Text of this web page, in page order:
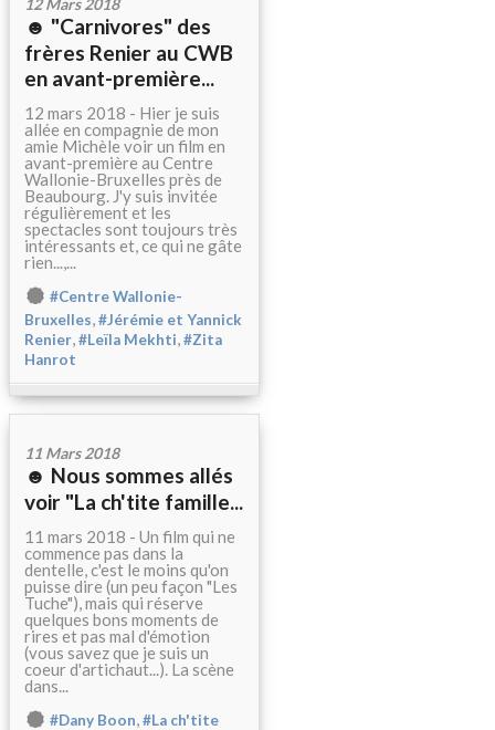
12 Mars 2018
☻ "Carnivores" des
frères Renier au CWB
en avant-première...
12 mars 2018 - Hier je suis
allée en compagnie de mon
amie Michèle voir un film en
avant-première au Centre
Wallonie-Bruxelles près de
Beaubourg. J'y suis invitée
régulièrement et les
spectacles sont toujours très
intéressants et, ce qui ne gâte
rien...,...
#Centre Wallonie-
Bruxelles,#Jérémie et Yannick
Renier,#Leïla Mekhti,#Zita
Hanrot
11 Mars 2018
☻ Nous sommes allés
voir "La ch'tite famille...
11 mars 2018 - Un film qui ne
commence pas dans la
dentelle, c'est le moins qu'on
puisse dire (un peu façon "Les
Tuche"), mais qui réserve
quelques bons moments de
rires et pas mal d'émotion
(vous savez que je suis un
coeur d'artichaut...). La scène
dans...
#Dany Boon,#La ch'tite